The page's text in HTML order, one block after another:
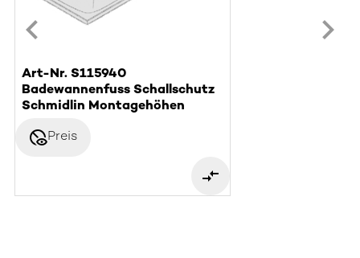
Art-Nr. S115940
Badewannenfuss Schallschutz
Schmidlin Montagehöhen
disabled_visiblePreis